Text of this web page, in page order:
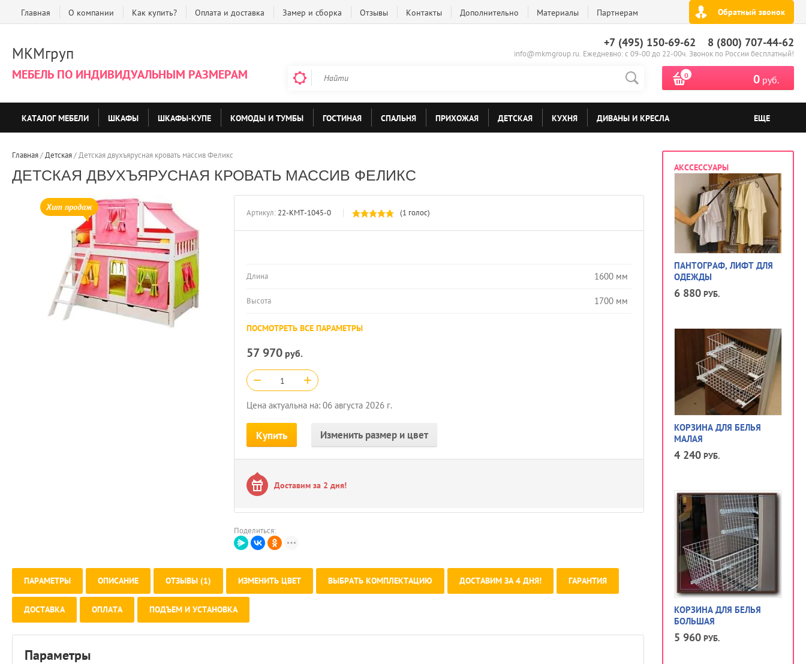
Главная О компании Как купить? Оплата и доставка Замер и сборка Отзывы Контакты Дополнительно Материалы Партнерам Обратный звонок
МКМгруп
МЕБЕЛЬ ПО ИНДИВИДУАЛЬНЫМ РАЗМЕРАМ
+7 (495) 150-69-62 8 (800) 707-44-62
info@mkmgroup.ru. Ежедневно: с 09-00 до 22-00ч. Звонок по России бесплатный!
0 0 руб.
КАТАЛОГ МЕБЕЛИ ШКАФЫ ШКАФЫ-КУПЕ КОМОДЫ И ТУМБЫ ГОСТИНАЯ СПАЛЬНЯ ПРИХОЖАЯ ДЕТСКАЯ КУХНЯ ДИВАНЫ И КРЕСЛА ЕЩЕ
АКССЕССУАРЫ
ПАНТОГРАФ, ЛИФТ ДЛЯ
ОДЕЖДЫ
6 880 РУБ.
КОРЗИНА ДЛЯ БЕЛЬЯ
МАЛАЯ
4 240 РУБ.
КОРЗИНА ДЛЯ БЕЛЬЯ
БОЛЬШАЯ
5 960 РУБ.
Главная / Детская / Детская двухъярусная кровать массив Феликс
ДЕТСКАЯ ДВУХЪЯРУСНАЯ КРОВАТЬ МАССИВ ФЕЛИКС
Хит продаж
Артикул: 22-КМТ-1045-0 (1 голос)
Длина 1600 мм
Высота 1700 мм
ПОСМОТРЕТЬ ВСЕ ПАРАМЕТРЫ
57 970 руб.
− +
Цена актуальна на: 06 августа 2026 г.
Купить Изменить размер и цвет
Доставим за 2 дня!
Поделиться:
ПАРАМЕТРЫ ОПИСАНИЕ ОТЗЫВЫ (1) ИЗМЕНИТЬ ЦВЕТ ВЫБРАТЬ КОМПЛЕКТАЦИЮ ДОСТАВИМ ЗА 4 ДНЯ! ГАРАНТИЯ
ДОСТАВКА ОПЛАТА ПОДЪЕМ И УСТАНОВКА
Параметры